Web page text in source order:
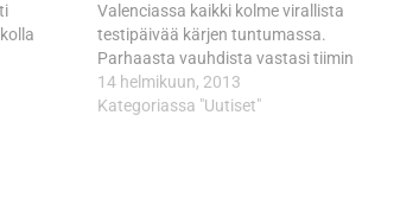
-
Valenciassa kaikki kolme virallista
testipäivää kärjen tuntumassa.
Parhaasta vauhdista vastasi tiimin
tulokas, espanjalaiskuljettaja Luis Salom,
joka ajoi muiden tavoin kovimman
14 helmikuun, 2013
Kategoriassa "Uutiset"